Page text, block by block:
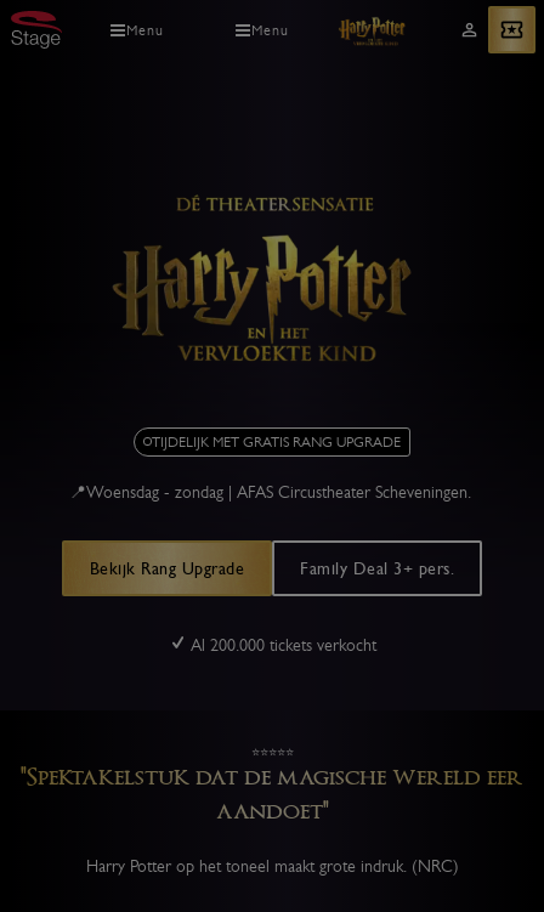
Overslaan
en
Menu Menu
Mijn
account
Bekijk tickets
Harry
Potter
en
Vervloekte
Kind
TIJDELIJK MET GRATIS RANG UPGRADE
📍Woensdag - zondag | AFAS Circustheater Scheveningen.
Bekijk Rang Upgrade Family Deal 3+ pers.
Al 200.000 tickets verkocht
⭐⭐⭐⭐⭐
"Spektakelstuk dat de magische wereld eer
aandoet"
Harry Potter op het toneel maakt grote indruk. (NRC)